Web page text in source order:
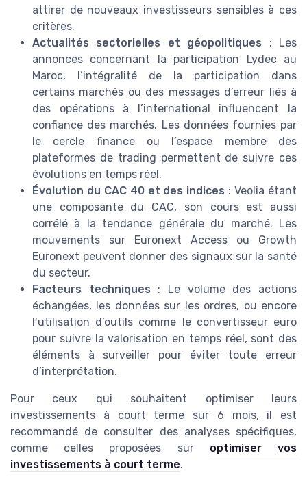
attirer de nouveaux investisseurs sensibles à ces
critères.
Actualités sectorielles et géopolitiques : Les
annonces concernant la participation Lydec au
Maroc, l’intégralité de la participation dans
certains marchés ou des messages d’erreur liés à
des opérations à l’international influencent la
confiance des marchés. Les données fournies par
le cercle finance ou l’espace membre des
plateformes de trading permettent de suivre ces
évolutions en temps réel.
Évolution du CAC 40 et des indices : Veolia étant
une composante du CAC, son cours est aussi
corrélé à la tendance générale du marché. Les
mouvements sur Euronext Access ou Growth
Euronext peuvent donner des signaux sur la santé
du secteur.
Facteurs techniques : Le volume des actions
échangées, les données sur les ordres, ou encore
l’utilisation d’outils comme le convertisseur euro
pour suivre la valorisation en temps réel, sont des
éléments à surveiller pour éviter toute erreur
d’interprétation.
Pour ceux qui souhaitent optimiser leurs
investissements à court terme sur 6 mois, il est
recommandé de consulter des analyses spécifiques,
comme celles proposées sur optimiser vos
investissements à court terme.